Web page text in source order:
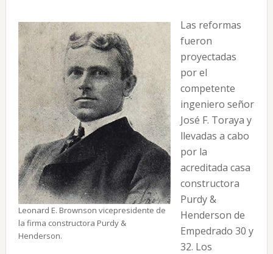
Leonard E. Brownson vicepresidente de
la firma constructora Purdy &
Henderson.
Las reformas
fueron
proyectadas
por el
competente
ingeniero señor
José F. Toraya y
llevadas a cabo
por la
acreditada casa
constructora
Purdy &
Henderson de
Empedrado 30 y
32. Los